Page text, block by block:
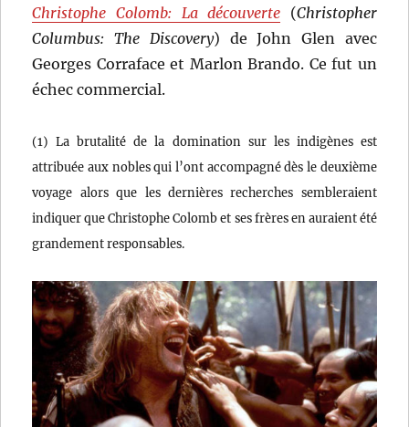
Christophe Colomb: La découverte (Christopher
Columbus: The Discovery) de John Glen avec
Georges Corraface et Marlon Brando. Ce fut un
échec commercial.
(1) La brutalité de la domination sur les indigènes est
attribuée aux nobles qui l’ont accompagné dès le deuxième
voyage alors que les dernières recherches sembleraient
indiquer que Christophe Colomb et ses frères en auraient été
grandement responsables.